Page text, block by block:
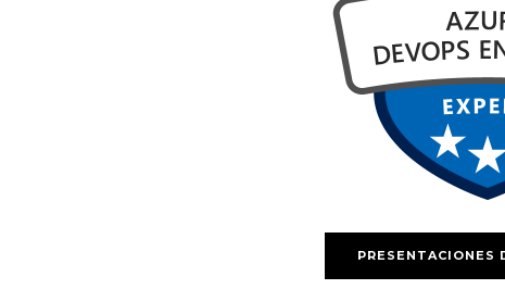
PRESENTACIONES